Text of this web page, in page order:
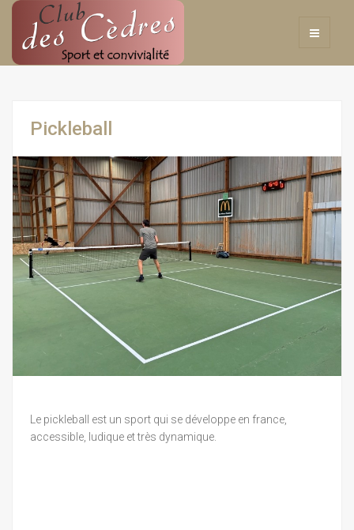
Pickleball
Le pickleball est un sport qui se développe en france,
accessible, ludique et très dynamique.